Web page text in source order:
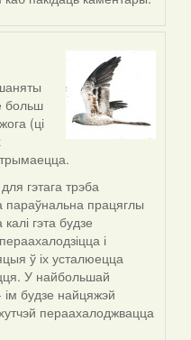
больш
(ці
гэтага трэба
параўнальна працяглы
гэта будзе
і
ў іх усталюецца
У найбольшай
будзе найцяжэй
пераахалоджвацца